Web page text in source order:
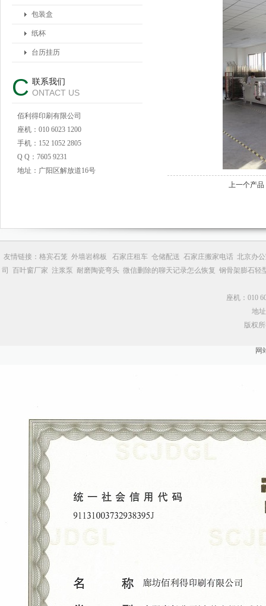
包装盒
纸杯
台历挂历
C 联系我们
ONTACT US
佰利得印刷有限公司
座机：010 6023 1200
手机：152 1052 2805
Q Q：7605 9231
地址：广阳区解放道16号
上一个产
友情链接： 格宾石笼 外墙岩棉板 石家庄租车 仓储配送 石家庄搬家电话 北京办
司 百叶窗厂家 注浆泵 耐磨陶瓷弯头 微信删除的聊天记录怎么恢复 钢骨架膨石轻
座机：010
地
版权
网